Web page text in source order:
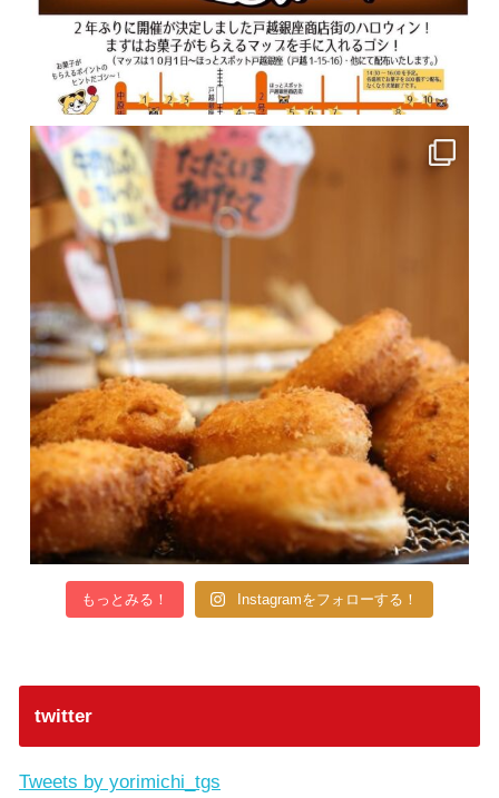
もっとみる！ Instagramをフォローする！
twitter
Tweets by yorimichi_tgs